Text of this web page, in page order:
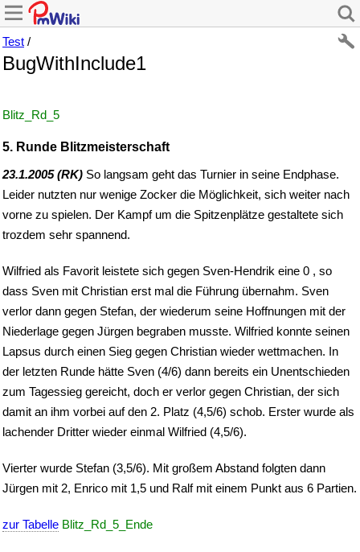
Test /
BugWithInclude1
Blitz_Rd_5
5. Runde Blitzmeisterschaft
23.1.2005 (RK) So langsam geht das Turnier in seine Endphase.
Leider nutzten nur wenige Zocker die Möglichkeit, sich weiter nach
vorne zu spielen. Der Kampf um die Spitzenplätze gestaltete sich
trozdem sehr spannend.
Wilfried als Favorit leistete sich gegen Sven-Hendrik eine 0 , so
dass Sven mit Christian erst mal die Führung übernahm. Sven
verlor dann gegen Stefan, der wiederum seine Hoffnungen mit der
Niederlage gegen Jürgen begraben musste. Wilfried konnte seinen
Lapsus durch einen Sieg gegen Christian wieder wettmachen. In
der letzten Runde hätte Sven (4/6) dann bereits ein Unentschieden
zum Tagessieg gereicht, doch er verlor gegen Christian, der sich
damit an ihm vorbei auf den 2. Platz (4,5/6) schob. Erster wurde als
lachender Dritter wieder einmal Wilfried (4,5/6).
Vierter wurde Stefan (3,5/6). Mit großem Abstand folgten dann
Jürgen mit 2, Enrico mit 1,5 und Ralf mit einem Punkt aus 6 Partien.
zur Tabelle Blitz_Rd_5_Ende